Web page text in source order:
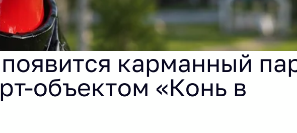
карманный
объектом «Конь в